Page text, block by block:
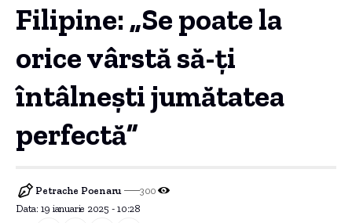
Filipine: „Se poate la
orice vârstă să-ți
întâlnești jumătatea
perfectă”
Data: 19 ianuarie 2025 - 10:28
Petrache Poenaru 300